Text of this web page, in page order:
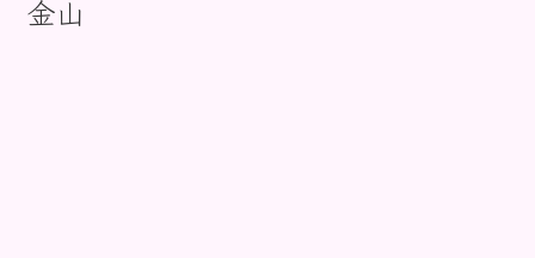
金山